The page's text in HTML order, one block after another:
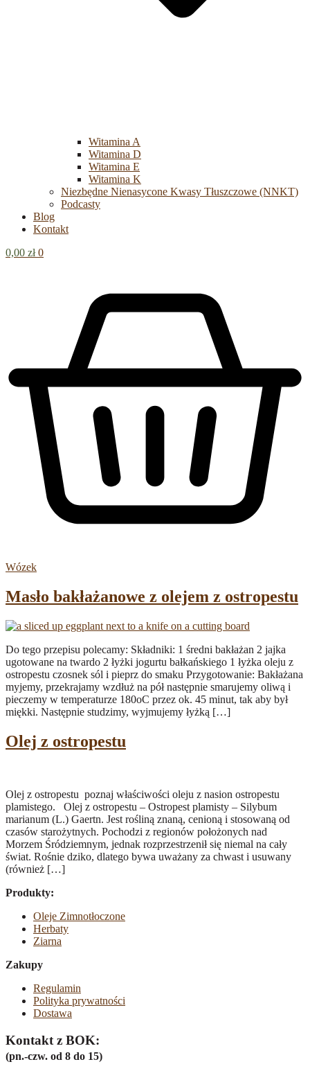
Witamina A
Witamina D
Witamina E
Witamina K
Niezbędne Nienasycone Kwasy Tłuszczowe (NNKT)
Podcasty
Blog
Kontakt
0,00 zł 0
Wózek
Masło bakłażanowe z olejem z ostropestu
Do tego przepisu polecamy: Składniki: 1 średni bakłażan 2 jajka
ugotowane na twardo 2 łyżki jogurtu bałkańskiego 1 łyżka oleju z
ostropestu czosnek sól i pieprz do smaku Przygotowanie: Bakłażana
myjemy, przekrajamy wzdłuż na pół następnie smarujemy oliwą i
pieczemy w temperaturze 180oC przez ok. 45 minut, tak aby był
miękki. Następnie studzimy, wyjmujemy łyżką […]
Olej z ostropestu
Olej z ostropestu poznaj właściwości oleju z nasion ostropestu
plamistego. Olej z ostropestu – Ostropest plamisty – Silybum
marianum (L.) Gaertn. Jest rośliną znaną, cenioną i stosowaną od
czasów starożytnych. Pochodzi z regionów położonych nad
Morzem Śródziemnym, jednak rozprzestrzenił się niemal na cały
świat. Rośnie dziko, dlatego bywa uważany za chwast i usuwany
(również […]
Produkty:
Oleje Zimnotłoczone
Herbaty
Ziarna
Zakupy
Regulamin
Polityka prywatności
Dostawa
Kontakt z BOK:
(pn.-czw. od 8 do 15)